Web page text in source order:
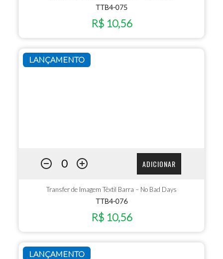
TTB4-075
R$ 10,56
LANÇAMENTO
ADICIONAR
Transfer de Imagem Têxtil Barra – No Bad Days
TTB4-076
R$ 10,56
LANÇAMENTO